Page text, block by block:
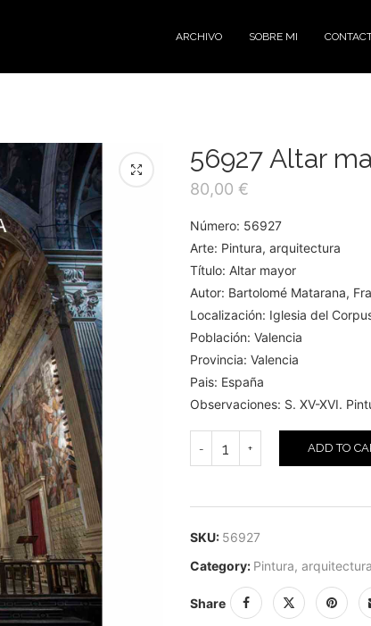
ARCHIVO SOBRE MI
56927 Altar
80,00 €
Número: 56927
Arte: Pintura, arquitectura
Título: Altar mayor
Autor: Bartolomé Matarana,
Localización: Iglesia del
Población: Valencia
Provincia: Valencia
Pais: España
Observaciones: S. XV-XVI.
ADD TO
SKU: 56927
Category: Pintura, arquitectura
Share